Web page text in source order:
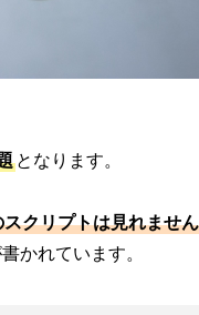
となります。
クリプトは見れませ
かれています。